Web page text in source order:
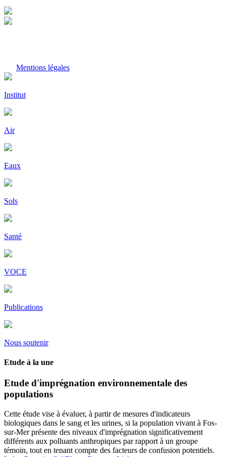
Mentions légales
Institut
Air
Eaux
Sols
Santé
VOCE
Publications
Nous soutenir
Etude à la une
Etude d'imprégnation environnementale des
populations
Cette étude vise à évaluer, à partir de mesures d'indicateurs
biologiques dans le sang et les urines, si la population vivant à Fos-
sur-Mer présente des niveaux d'imprégnation significativement
différents aux polluants anthropiques par rapport à un groupe
témoin, tout en tenant compte des facteurs de confusion potentiels.